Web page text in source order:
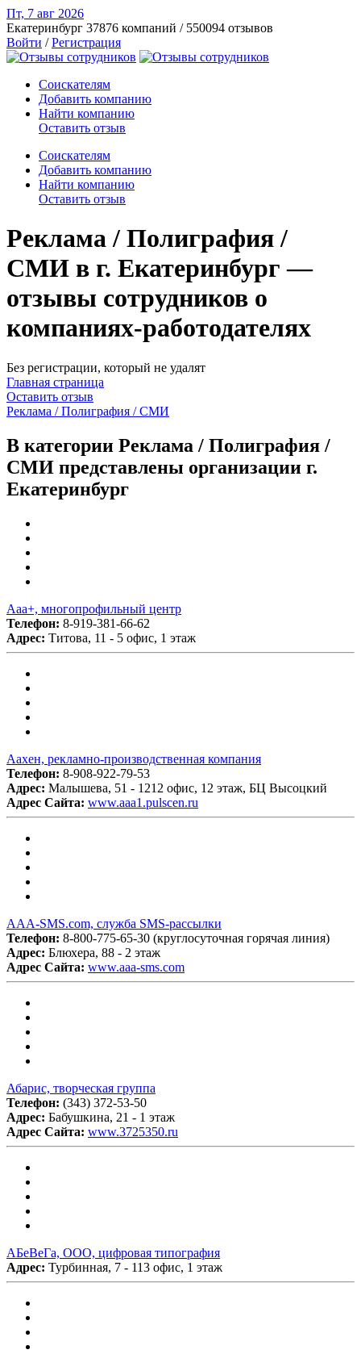
Пт, 7 авг 2026
Екатеринбург 37876 компаний / 550094 отзывов
Войти /Регистрация
Соискателям
Добавить компанию
Найти компанию
Оставить отзыв
Соискателям
Добавить компанию
Найти компанию
Оставить отзыв
Реклама / Полиграфия /
СМИ в г. Екатеринбург —
отзывы сотрудников о
компаниях-работодателях
Без регистрации, который не удалят
Главная страница
Оставить отзыв
Реклама / Полиграфия / СМИ
В категории Реклама / Полиграфия /
СМИ представлены организации г.
Екатеринбург
Ааа+, многопрофильный центр
Телефон: 8-919-381-66-62
Адрес: Титова, 11 - 5 офис, 1 этаж
Аахен, рекламно-производственная компания
Телефон: 8-908-922-79-53
Адрес: Малышева, 51 - 1212 офис, 12 этаж, БЦ Высоцкий
Адрес Сайта: www.aaa1.pulscen.ru
ААA-SMS.com, служба SMS-рассылки
Телефон: 8-800-775-65-30 (круглосуточная горячая линия)
Адрес: Блюхера, 88 - 2 этаж
Адрес Сайта: www.aaa-sms.com
Абарис, творческая группа
Телефон: (343) 372-53-50
Адрес: Бабушкина, 21 - 1 этаж
Адрес Сайта: www.3725350.ru
АБеВеГа, ООО, цифровая типография
Адрес: Турбинная, 7 - 113 офис, 1 этаж